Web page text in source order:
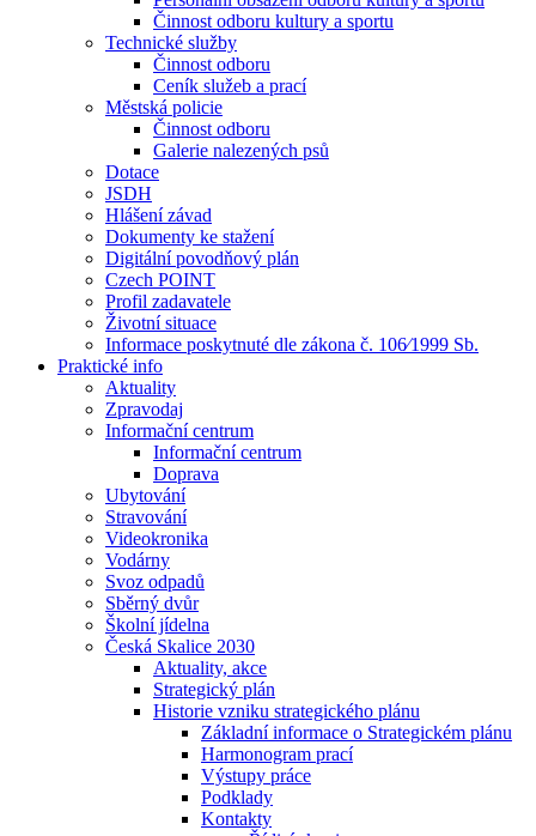
Činnost odboru kultury a sportu
Technické služby
Činnost odboru
Ceník služeb a prací
Městská policie
Činnost odboru
Galerie nalezených psů
Dotace
JSDH
Hlášení závad
Dokumenty ke stažení
Digitální povodňový plán
Czech POINT
Profil zadavatele
Životní situace
Informace poskytnuté dle zákona č. 106⁄1999 Sb.
Praktické info
Aktuality
Zpravodaj
Informační centrum
Informační centrum
Doprava
Ubytování
Stravování
Videokronika
Vodárny
Svoz odpadů
Sběrný dvůr
Školní jídelna
Česká Skalice 2030
Aktuality, akce
Strategický plán
Historie vzniku strategického plánu
Základní informace o Strategickém plánu
Harmonogram prací
Výstupy práce
Podklady
Kontakty